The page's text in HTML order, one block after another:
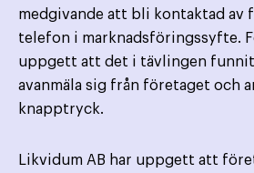
medgivande att bli kontaktad av
telefon i marknadsföringssyfte.
uppgett att det i tävlingen
avanmäla sig från företaget och
knapptryck.
Likvidum AB har uppgett att